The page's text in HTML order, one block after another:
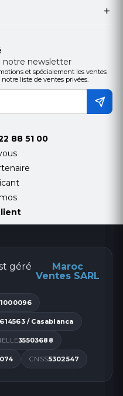
notre newsletter
et spécialement les ventes
liste de ventes privées.
88 51 00
géré
Maroc
Ventes SARL
614563 / Casablanca
35503688
CNSS5302547